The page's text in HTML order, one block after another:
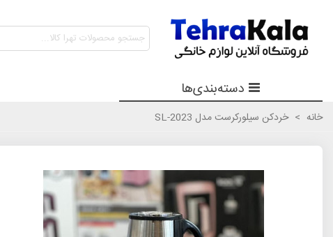
دسته‌بندی‌ها
خانه > خردکن سیلورکرست مدل SL-2023